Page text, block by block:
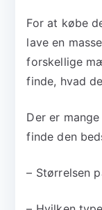
For at købe
lave en
forskellige
finde, hvad
Der er
finde den
– Størrelsen